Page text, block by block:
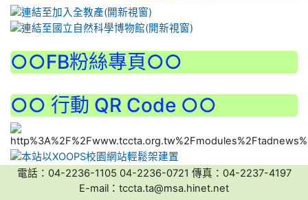
○○FB粉絲專頁○○
○○ 行動 QR Code ○○
電話：04-2236-1105 04-2236-0721 傳真：04-2237-4197
E-mail：tccta.ta@msa.hinet.net